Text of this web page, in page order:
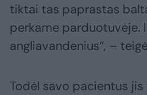
tiktai tas paprastas
perkame parduotuvėje.
angliavandenius“, –
Todėl savo pacientus